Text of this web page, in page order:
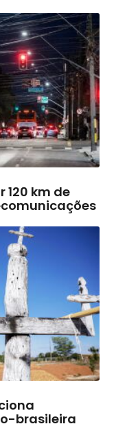
km de
brasileira